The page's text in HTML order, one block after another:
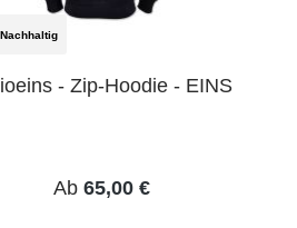
Nachhaltig
- Zip-Hoodie - EINS
Ab 65,00 €